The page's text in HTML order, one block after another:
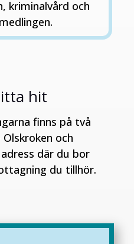
kriminalvård och
hit
finns på två
och
där du bor
du tillhör.